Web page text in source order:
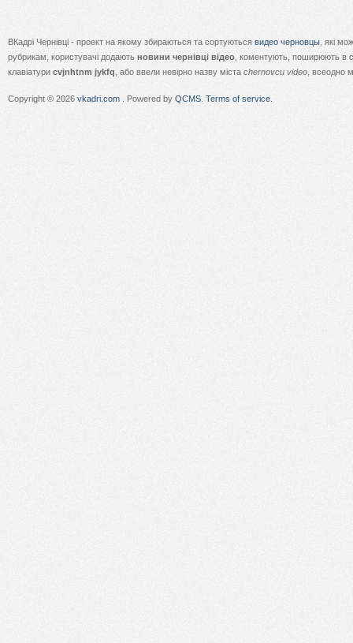
ВКадрі Чернівці - проект на якому збираються та сортуються видео черновцы , які
рубрикам, користувачі додають новини чернівці відео , коментують, поширюють в
клавіатури cvjnhtnm jykfq , або ввели невірно назву міста chernovcu video , всеодно
Copyright © 2026 vkadri.com . Powered by QCMS Terms of service.